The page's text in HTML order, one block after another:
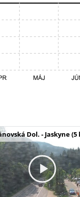
Dol. - Jaskyne (5